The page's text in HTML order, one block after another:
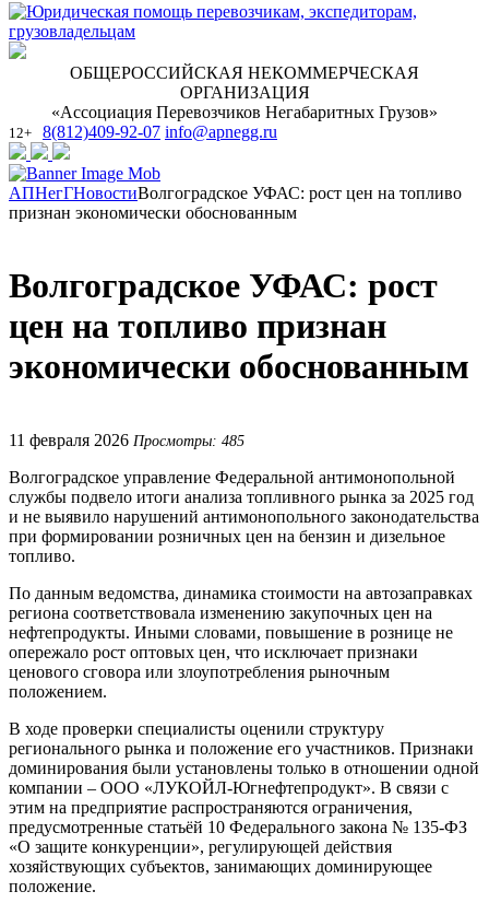
ОБЩЕРОССИЙСКАЯ НЕКОММЕРЧЕСКАЯ
ОРГАНИЗАЦИЯ
«Ассоциация Перевозчиков Негабаритных Грузов»
12+ 8(812)409-92-07 info@apnegg.ru
АПНегГНовостиВолгоградское УФАС: рост цен на топливо
признан экономически обоснованным
Волгоградское УФАС: рост
цен на топливо признан
экономически обоснованным
11 февраля 2026 Просмотры: 485
Волгоградское управление Федеральной антимонопольной
службы подвело итоги анализа топливного рынка за 2025 год
и не выявило нарушений антимонопольного законодательства
при формировании розничных цен на бензин и дизельное
топливо.
По данным ведомства, динамика стоимости на автозаправках
региона соответствовала изменению закупочных цен на
нефтепродукты. Иными словами, повышение в рознице не
опережало рост оптовых цен, что исключает признаки
ценового сговора или злоупотребления рыночным
положением.
В ходе проверки специалисты оценили структуру
регионального рынка и положение его участников. Признаки
доминирования были установлены только в отношении одной
компании – ООО «ЛУКОЙЛ-Югнефтепродукт». В связи с
этим на предприятие распространяются ограничения,
предусмотренные статьёй 10 Федерального закона № 135-ФЗ
«О защите конкуренции», регулирующей действия
хозяйствующих субъектов, занимающих доминирующее
положение.